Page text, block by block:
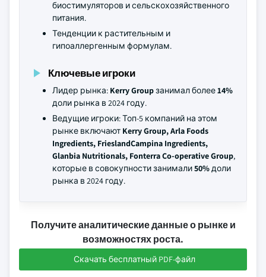
биостимуляторов и сельскохозяйственного
питания.
Тенденции к растительным и
гипоаллергенным формулам.
Ключевые игроки
Лидер рынка: Kerry Groupзанимал более14%
доли рынка в 2024 году.
Ведущие игроки: Топ-5 компаний на этом
рынке включают Kerry Group, Arla Foods
Ingredients, FrieslandCampina Ingredients,
Glanbia Nutritionals, Fonterra Co-operative Group,
которые в совокупности занимали50%доли
рынка в 2024 году.
Получите аналитические данные о рынке и
возможностях роста.
Скачать бесплатный PDF-файл